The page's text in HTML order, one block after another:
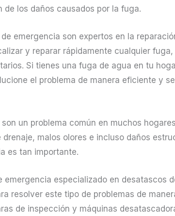
de los daños causados por la fuga.
emergencia son expertos en la
y reparar rápidamente cualquier
Si tienes una fuga de agua en tu
el problema de manera eficiente y
un problema común en muchos
malos olores e incluso daños
es tan importante.
emergencia especializado en desatascos
resolver este tipo de problemas de
de inspección y máquinas